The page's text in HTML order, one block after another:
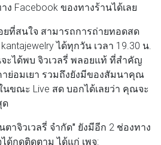
Facebook ของทางร้านได้เลย
ที่สนใจ สามารถการถ่ายทอดสด
ได้ทุกวัน เวลา 19.30 น.
ะได้พบ จิวเวลรี่ พลอยแท้ ที่สำคัญ
ย่อมเยา รวมถึงยังมีของสัมนาคุณ
ขณะ Live สด บอกได้เลยว่า คุณจะ
ด
าจิวเวลรี่ จำกัด" ยังมีอีก 2 ช่องทาง
ด้กดติดตาม ได้แก่ เพจ: